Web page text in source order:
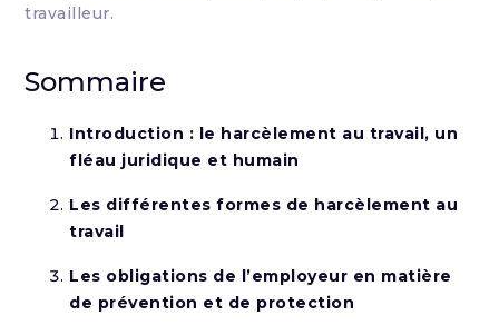
travailleur.
Sommaire
Introduction : le harcèlement au travail, un
fléau juridique et humain
Les différentes formes de harcèlement au
travail
Les obligations de l’employeur en matière
de prévention et de protection